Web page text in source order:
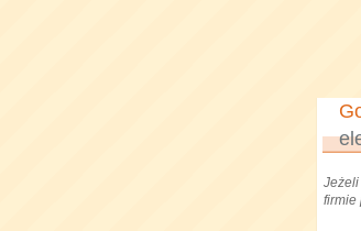
firmie